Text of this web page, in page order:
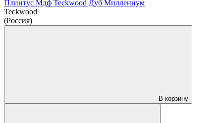
Плинтус Мдф Teckwood Дуб Миллениум
Teckwood
(Россия)
В корзину